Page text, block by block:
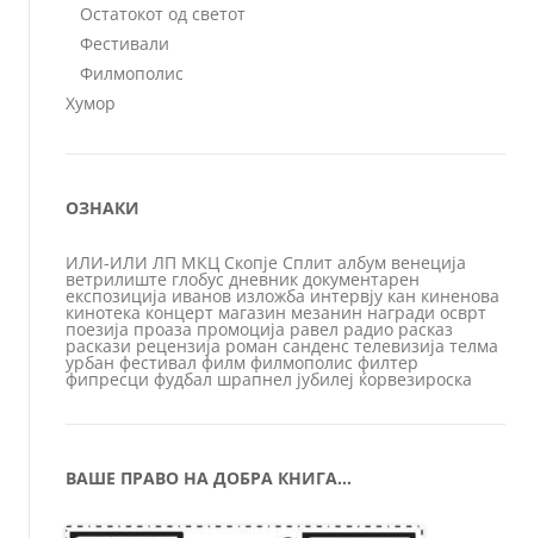
Остатокот од светот
Фестивали
Филмополис
Хумор
ОЗНАКИ
ИЛИ-ИЛИ ЛП МКЦ Скопје Сплит албум венеција
ветрилиште глобус дневник документарен
експозиција иванов изложба интервју кан киненова
кинотека концерт магазин мезанин награди осврт
поезија проаза промоција равел радио расказ
раскази рецензија роман санденс телевизија телма
урбан фестивал филм филмополис филтер
фипресци фудбал шрапнел јубилеј ќорвезироска
ВАШЕ ПРАВО НА ДОБРА КНИГА…